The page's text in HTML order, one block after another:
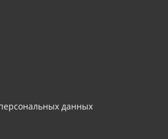
данных